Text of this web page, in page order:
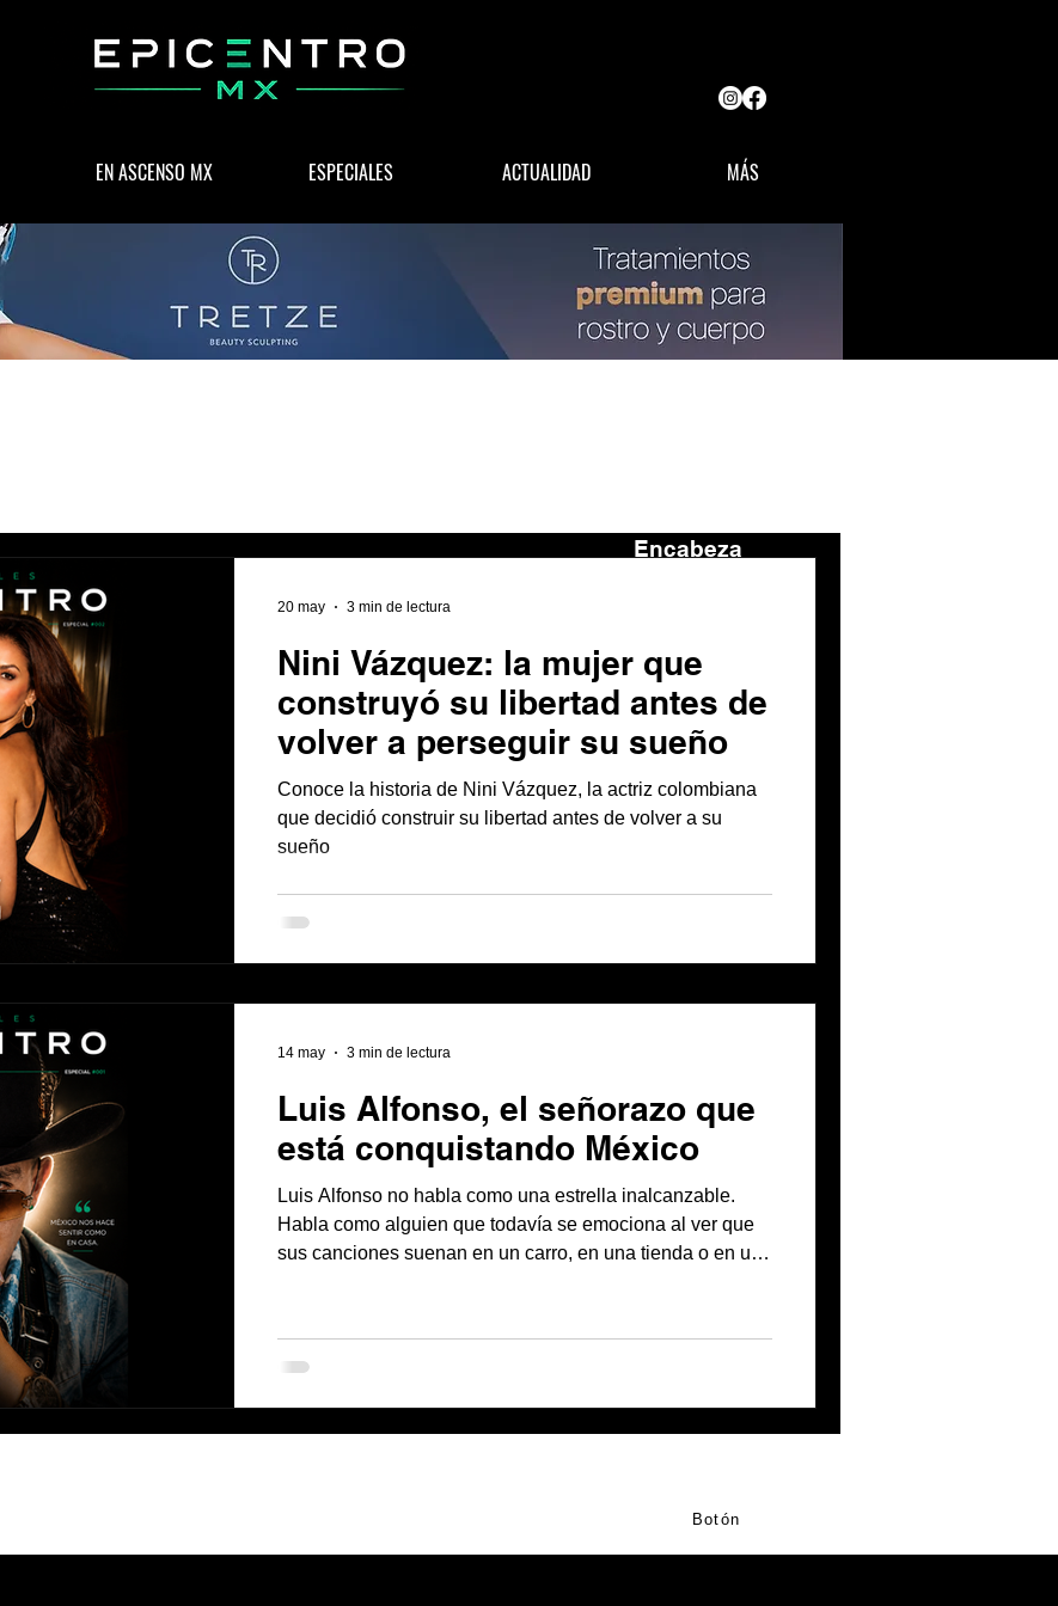
EN ASCENSO MX ESPECIALES ACTUALIDAD MÁS
Nini Vázquez: la mujer que
construyó su libertad antes de
volver a perseguir su sueño
Conoce la historia de Nini Vázquez, la actriz colombiana
que decidió construir su libertad antes de volver a su
sueño
20 may 3 min de lectura
Luis Alfonso, el señorazo que
está conquistando México
Luis Alfonso no habla como una estrella inalcanzable.
Habla como alguien que todavía se emociona al ver que
sus canciones suenan en un carro, en una tienda o en una
importantes de la música popular colombiana. Durante su
visita a México, el cantante llegó para presentar “Así es
14 may 3 min de lectura
Encabeza
Botón